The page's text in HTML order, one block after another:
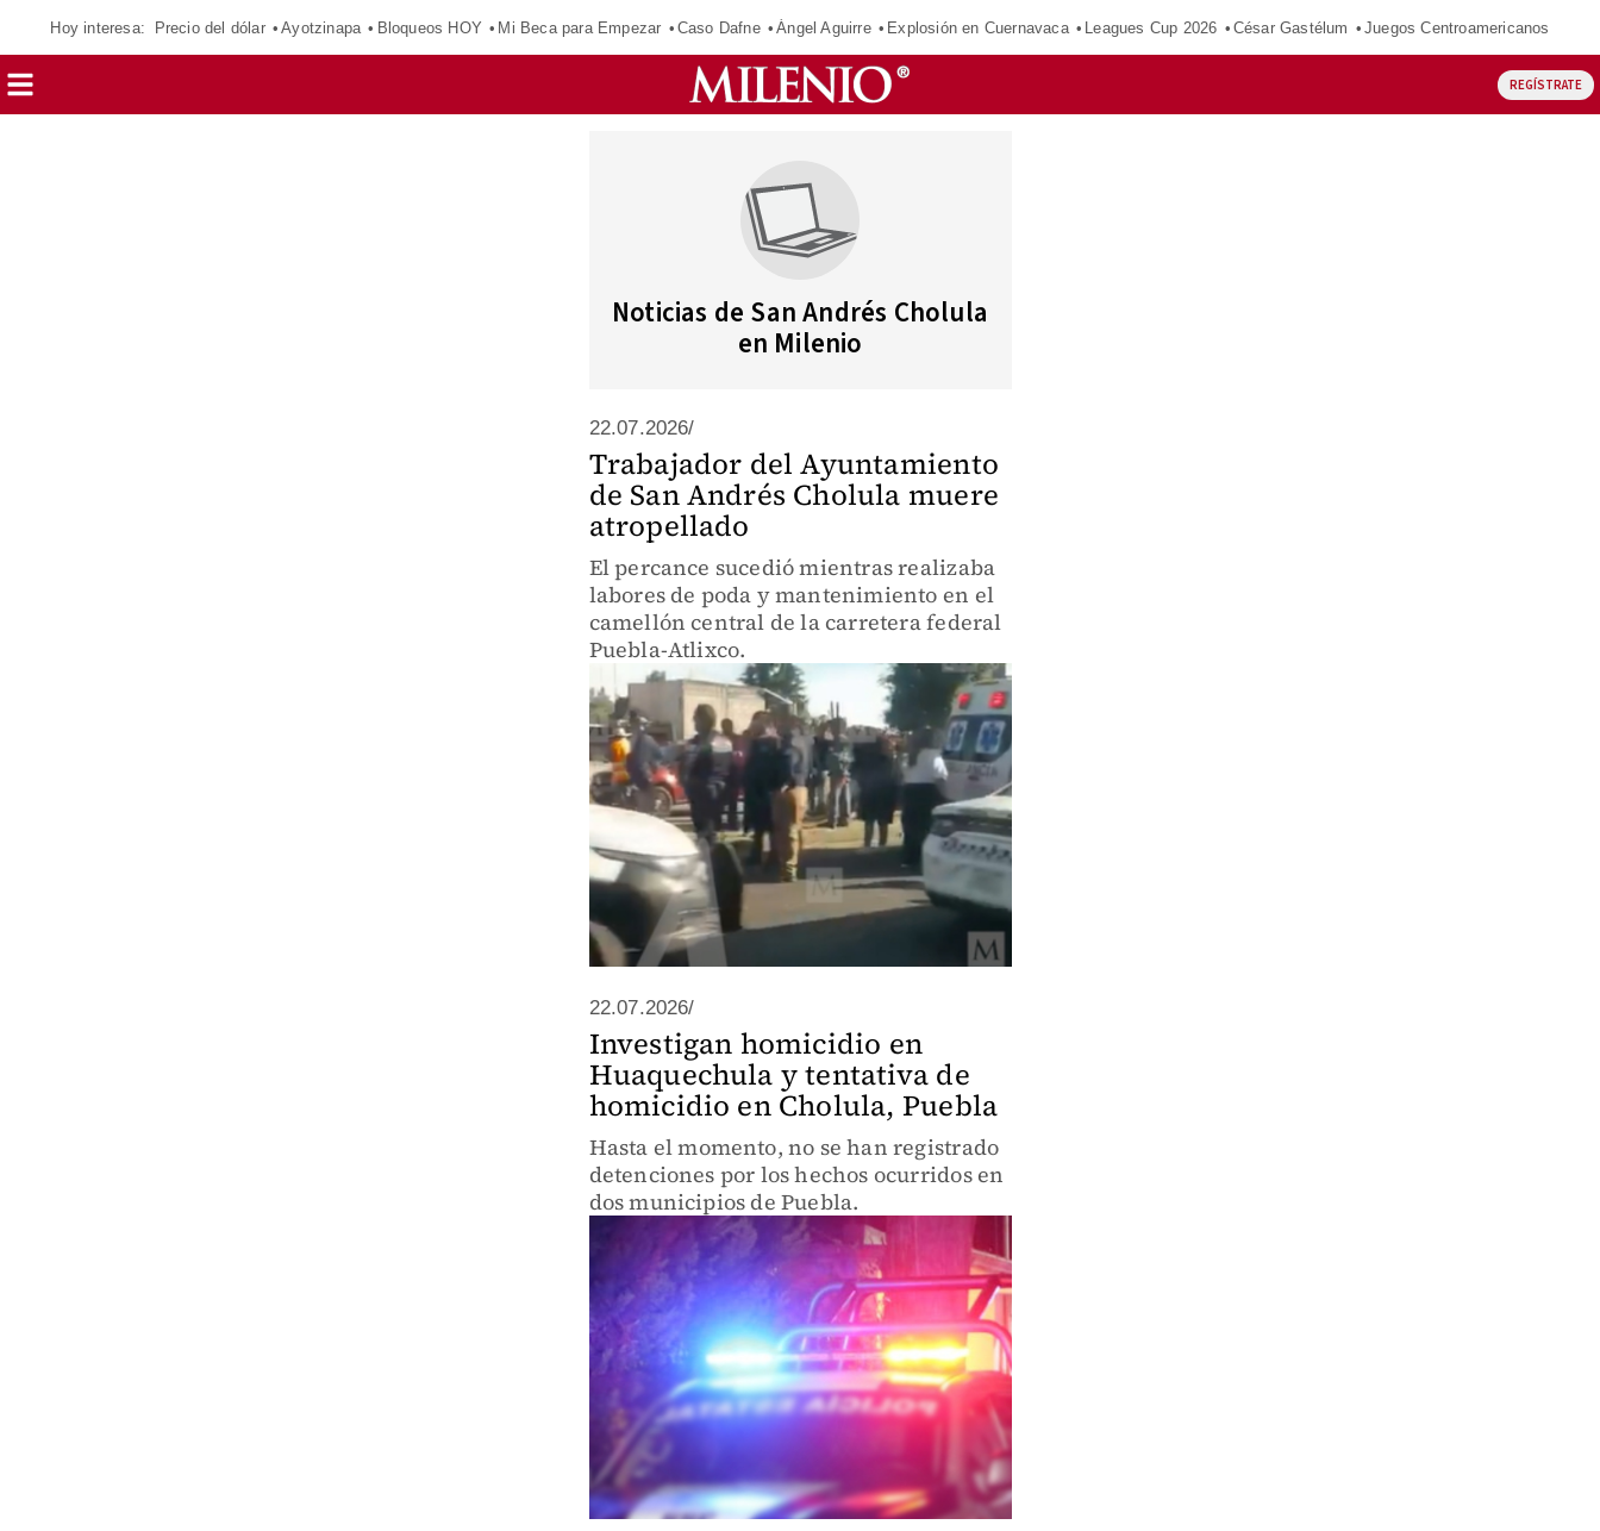
Hoy interesa: Precio del dólar Ayotzinapa Bloqueos HOY Mi Beca para Empezar Caso Dafne Ángel Aguirre Explosión en Cuernavaca Leagues Cup 2026 César Gastélum Juegos Centroamericanos
REGÍSTRATE
Noticias de San Andrés Cholula
en Milenio
22.07.2026/
Trabajador del Ayuntamiento
de San Andrés Cholula muere
atropellado
El percance sucedió mientras realizaba
labores de poda y mantenimiento en el
camellón central de la carretera federal
Puebla-Atlixco.
22.07.2026/
Investigan homicidio en
Huaquechula y tentativa de
homicidio en Cholula, Puebla
Hasta el momento, no se han registrado
detenciones por los hechos ocurridos en
dos municipios de Puebla.